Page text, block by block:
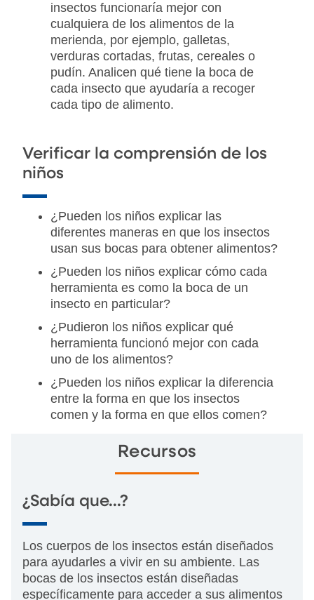
insectos funcionaría mejor con
cualquiera de los alimentos de la
merienda, por ejemplo, galletas,
verduras cortadas, frutas, cereales o
pudín. Analicen qué tiene la boca de
cada insecto que ayudaría a recoger
cada tipo de alimento.
Verificar la comprensión de los
niños
¿Pueden los niños explicar las
diferentes maneras en que los insectos
usan sus bocas para obtener alimentos?
¿Pueden los niños explicar cómo cada
herramienta es como la boca de un
insecto en particular?
¿Pudieron los niños explicar qué
herramienta funcionó mejor con cada
uno de los alimentos?
¿Pueden los niños explicar la diferencia
entre la forma en que los insectos
comen y la forma en que ellos comen?
Recursos
¿Sabía que...?
Los cuerpos de los insectos están diseñados
para ayudarles a vivir en su ambiente. Las
bocas de los insectos están diseñadas
específicamente para acceder a sus alimentos